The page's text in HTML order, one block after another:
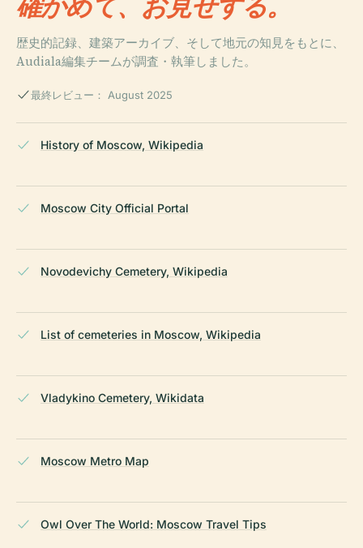
歴史的記録、建築アーカイブ、そして地元の知見をもとに、
Audiala編集チームが調査・執筆しました。
最終レビュー： August 2025
History of Moscow, Wikipedia
Moscow City Official Portal
Novodevichy Cemetery, Wikipedia
List of cemeteries in Moscow, Wikipedia
Vladykino Cemetery, Wikidata
Moscow Metro Map
Owl Over The World: Moscow Travel Tips